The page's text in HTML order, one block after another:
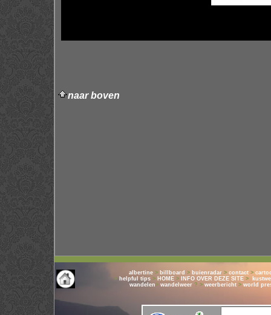
naar boven
albertine > billboard > buienradar > contact >
> helpful tips > HOME > INFO OVER DEZE SITE >
wandelen> wandelweer ? > weerbericht > world